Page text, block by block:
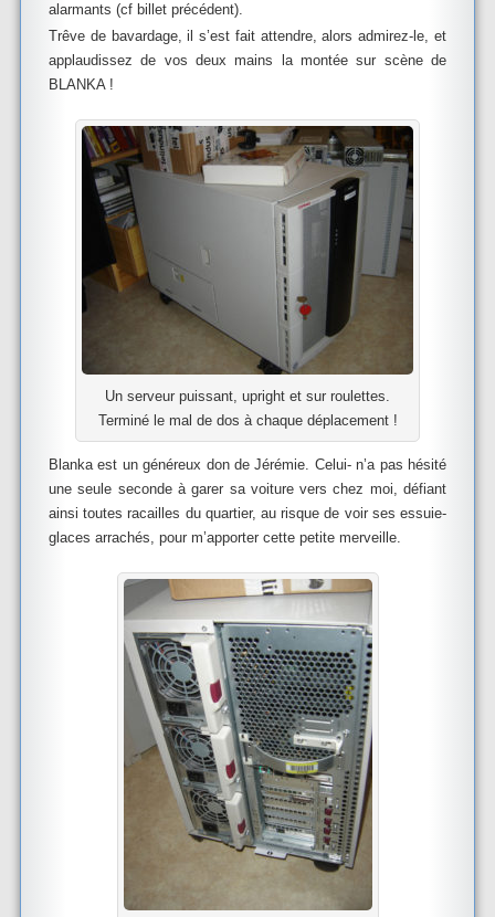
alarmants (cf billet précédent).
Trêve de bavardage, il s’est fait attendre, alors admirez-le, et
applaudissez de vos deux mains la montée sur scène de
BLANKA !
Un serveur puissant, upright et sur roulettes.
Terminé le mal de dos à chaque déplacement !
Blanka est un généreux don de Jérémie. Celui- n’a pas hésité
une seule seconde à garer sa voiture vers chez moi, défiant
ainsi toutes racailles du quartier, au risque de voir ses essuie-
glaces arrachés, pour m’apporter cette petite merveille.